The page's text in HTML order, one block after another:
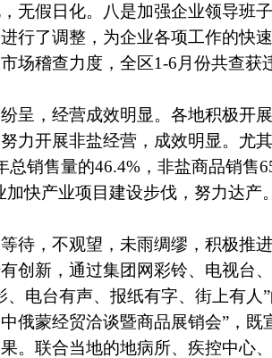
无假日化。八是加强企业领导班
行了调整，为企业各项工作的快
场稽查力度，全区1-6 月份共查获
呈，经营成效明显。各地积极开
力开展非盐经营，成效明显。尤
总销售量的46.4% ，非盐商品销售
加快产业项目建设步伐，努力达产
待，不观望，未雨绸缪，积极推
创新，通过集团网彩铃、电视台
、电台有声、报纸有字、街上有人
俄蒙经贸洽谈暨商品展销会”，既
。联合当地的地病所、疾控中心